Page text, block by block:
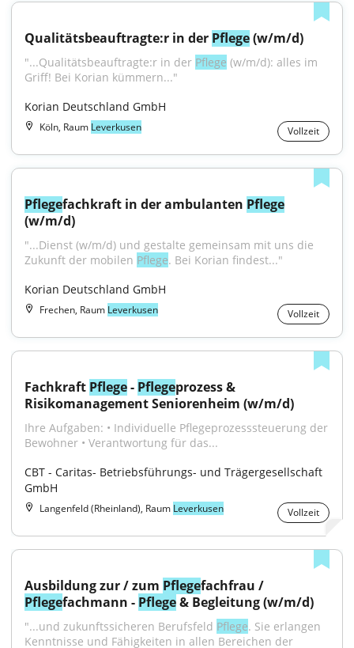
Qualitätsbeauftragte:r in der Pflege (w/m/d)
"...Qualitätsbeauftragte:r in der Pflege (w/m/d): alles im
Griff! Bei Korian kümmern..."
Korian Deutschland GmbH
Köln, Raum Leverkusen Vollzeit
Pflegefachkraft in der ambulanten Pflege
(w/m/d)
"...Dienst (w/m/d) und gestalte gemeinsam mit uns die
Zukunft der mobilen Pflege. Bei Korian findest..."
Korian Deutschland GmbH
Frechen, Raum Leverkusen Vollzeit
Fachkraft Pflege - Pflegeprozess &
Risikomanagement Seniorenheim (w/m/d)
Ihre Aufgaben: • Individuelle Pflegeprozesssteuerung der
Bewohner • Verantwortung für das...
CBT - Caritas- Betriebsführungs- und Trägergesellschaft
GmbH
Langenfeld (Rheinland), Raum Leverkusen Vollzeit
Ausbildung zur / zum Pflege
Pflegefachmann - Pflege & Begleitung (w/m/d)
"...und zukunftssicheren Berufsfeld Pflege. Sie erlangen